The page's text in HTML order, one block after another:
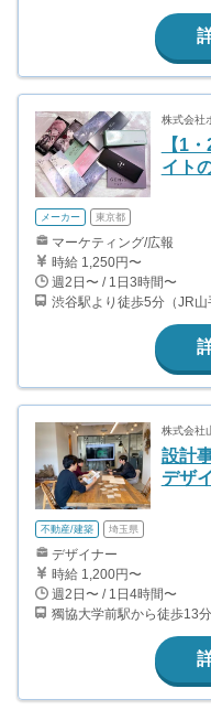
株式会社
【1
イト
メーカー 東京都
マーケティング/広報
時給 1,250円〜
週2日〜 / 1日3時間〜
株式会社
設計
デザ
不動産/建築 埼玉県
デザイナー
時給 1,200円〜
週2日〜 / 1日4時間〜